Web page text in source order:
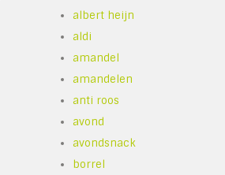
albert heijn
aldi
amandel
amandelen
anti roos
avond
avondsnack
borrel